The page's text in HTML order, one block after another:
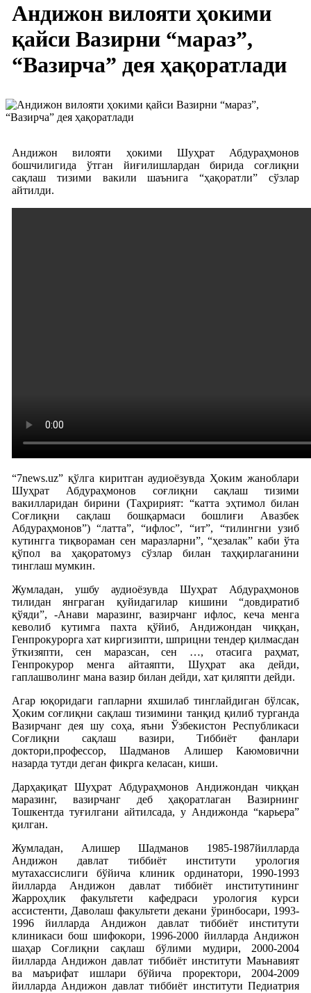
Андижон вилояти ҳокими
қайси Вазирни “мараз”,
“Вазирча” дея ҳақоратлади
Андижон вилояти ҳокими Шуҳрат Абдураҳмонов
бошчилигида ўтган йиғилишлардан бирида соғлиқни
сақлаш тизими вакили шаънига “ҳақоратли” сўзлар
айтилди.
“7news.uz” қўлга киритган аудиоёзувда Ҳоким жаноблари
Шуҳрат Абдураҳмонов соғлиқни сақлаш тизими
вакилларидан бирини (Таҳририят: “катта эҳтимол билан
Соғлиқни сақлаш бошқармаси бошлиғи Авазбек
Абдураҳмонов”) “латта”, “ифлос”, “ит”, “тилингни узиб
кутингга тиқвораман сен маразларни”, “ҳезалак” каби ўта
қўпол ва ҳақоратомуз сўзлар билан таҳқирлаганини
тинглаш мумкин.
Жумладан, ушбу аудиоёзувда Шуҳрат Абдураҳмонов
тилидан янграган қуйидагилар кишини “довдиратиб
қўяди”, -Анави маразинг, вазирчанг ифлос, кеча менга
кеволиб кутимга пахта қўйиб, Андижондан чиққан,
Генпрокурорга хат киргизипти, шприцни тендер қилмасдан
ўткизяпти, сен маразсан, сен …, отасига раҳмат,
Генпрокурор менга айтаяпти, Шуҳрат ака дейди,
гаплашволинг мана вазир билан дейди, хат қиляпти дейди.
Агар юқоридаги гапларни яхшилаб тинглайдиган бўлсак,
Ҳоким соғлиқни сақлаш тизимини танқид қилиб турганда
Вазирчанг дея шу соҳа, яъни Ўзбекистон Республикаси
Соғлиқни сақлаш вазири, Тиббиёт фанлари
доктори,профессор, Шадманов Алишер Каюмовични
назарда тутди деган фикрга келасан, киши.
Дарҳақиқат Шуҳрат Абдураҳмонов Андижондан чиққан
маразинг, вазирчанг деб ҳақоратлаган Вазирнинг
Тошкентда туғилгани айтилсада, у Андижонда “карьера”
қилган.
Жумладан, Алишер Шадманов 1985-1987йилларда
Андижон давлат тиббиёт институти урология
мутахассислиги бўйича клиник ординатори, 1990-1993
йилларда Андижон давлат тиббиёт институтининг
Жарроҳлик факультети кафедраси урология курси
ассистенти, Даволаш факультети декани ўринбосари, 1993-
1996 йилларда Андижон давлат тиббиёт институти
клиникаси бош шифокори, 1996-2000 йилларда Андижон
шаҳар Соғлиқни сақлаш бўлими мудири, 2000-2004
йилларда Андижон давлат тиббиёт институти Маънавият
ва маърифат ишлари бўйича проректори, 2004-2009
йилларда Андижон давлат тиббиёт институти Педиатрия